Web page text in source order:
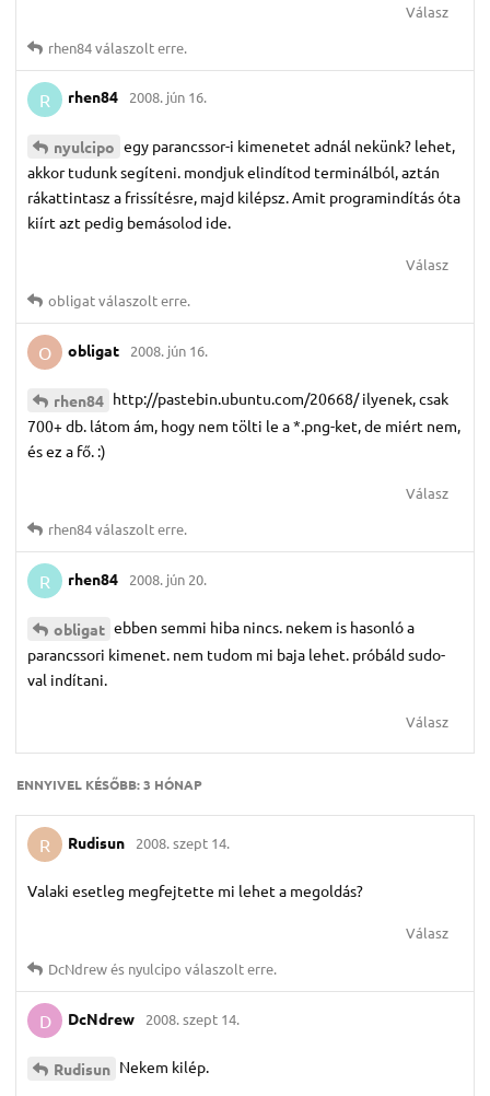
Válasz
rhen84válaszolt erre.
R rhen84 2008. jún 16.
nyulcipo egy parancssor-i kimenetet adnál nekünk? lehet,
akkor tudunk segíteni. mondjuk elindítod terminálból, aztán
rákattintasz a frissítésre, majd kilépsz. Amit programindítás óta
kiírt azt pedig bemásolod ide.
Válasz
obligatválaszolt erre.
O obligat 2008. jún 16.
rhen84 http://pastebin.ubuntu.com/20668/ ilyenek, csak
700+ db. látom ám, hogy nem tölti le a *.png-ket, de miért nem,
és ez a fő. :)
Válasz
rhen84válaszolt erre.
R rhen84 2008. jún 20.
obligat ebben semmi hiba nincs. nekem is hasonló a
parancssori kimenet. nem tudom mi baja lehet. próbáld sudo-
val indítani.
Válasz
ENNYIVEL KÉSŐBB:3 HÓNAP
R Rudisun 2008. szept 14.
Valaki esetleg megfejtette mi lehet a megoldás?
Válasz
DcNdrewés nyulcipo válaszolt erre.
D DcNdrew 2008. szept 14.
Rudisun Nekem kilép.